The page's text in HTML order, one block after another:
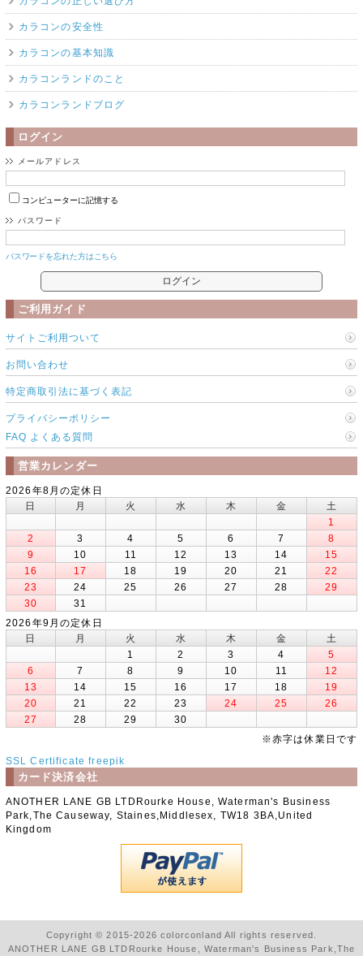
カラコンの安全性
カラコンの基本知識
カラコンランドのこと
カラコンランドブログ
ログイン
メールアドレス
コンピューターに記憶する
パスワード
パスワードを忘れた方はこちら
ご利用ガイド
サイトご利用ついて
お問い合わせ
特定商取引法に基づく表記
プライバシーポリシー
FAQ よくある質問
営業カレンダー
2026年8月の定休日
日
月 火 水 木 金
土
1
2
3 4 5 6 7
8
9
10 11 12 13 14
15
16
17 18 19 20 21
22
23
24 25 26 27 28
29
30
31
2026年9月の定休日
日
月 火 水 木 金
土
1
2 3 4
5
6
7 8 9 10 11
12
13
14 15 16 17 18
19
20
21 22 23 24 25
26
27
28 29
30
※赤字は休業日です
SSL Certificate freepik
カード決済会社
ANOTHER LANE GB LTDRourke House, Waterman's Business
Park,The Causeway, Staines,Middlesex, TW18 3BA,United
Kingdom
Copyright © 2015-2026 colorconland All rights reserved.
ANOTHER LANE GB LTDRourke House, Waterman's Business Park,The